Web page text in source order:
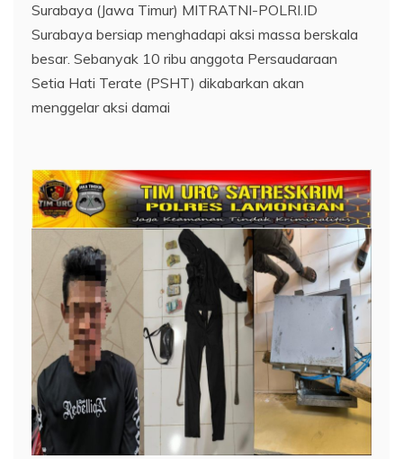
Surabaya (Jawa Timur) MITRATNI-POLRI.ID
Surabaya bersiap menghadapi aksi massa berskala
besar. Sebanyak 10 ribu anggota Persaudaraan
Setia Hati Terate (PSHT) dikabarkan akan
menggelar aksi damai